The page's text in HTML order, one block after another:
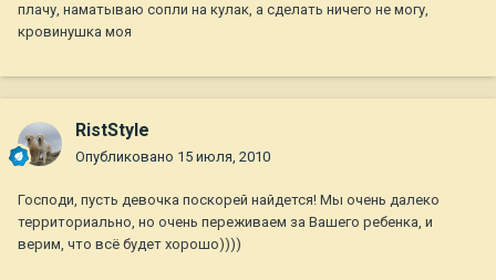
плачу, наматываю сопли на кулак, а сделать ничего не могу,
кровинушка моя
RistStyle
Опубликовано 15 июля, 2010
Господи, пусть девочка поскорей найдется! Мы очень далеко
территориально, но очень переживаем за Вашего ребенка, и
верим, что всё будет хорошо))))